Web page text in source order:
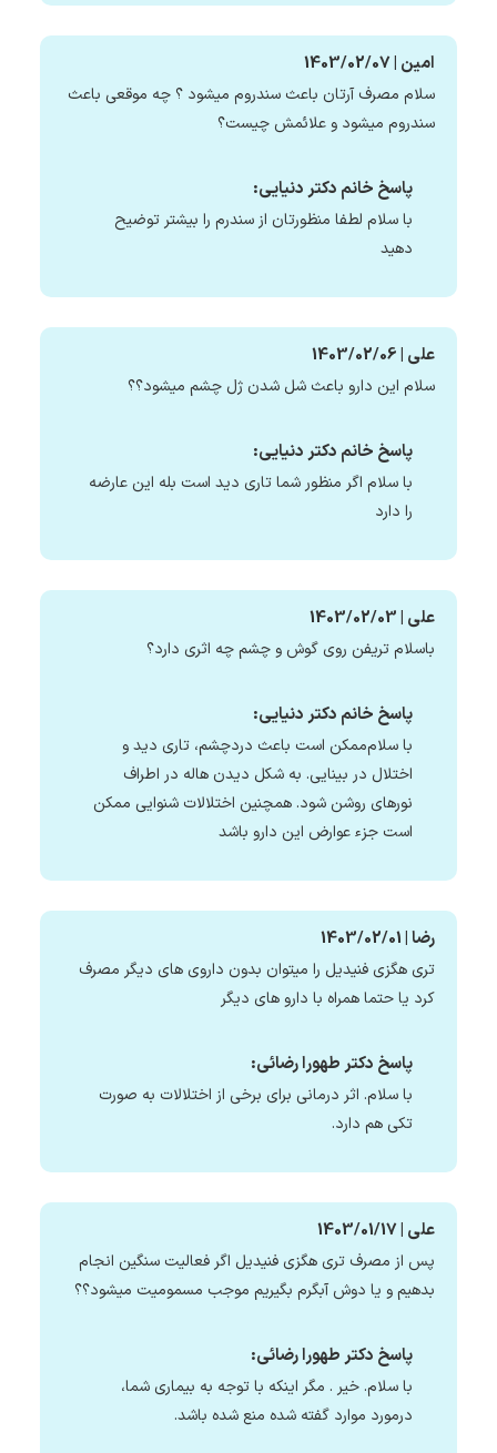
امین | 1403/02/07
سلام مصرف آرتان باعث سندروم میشود ؟ چه موقعی باعث
سندروم میشود و علائمش چیست؟
پاسخ خانم دکتر دنیایی:
با سلام لطفا منظورتان از سندرم را بیشتر توضیح
دهید
علی | 1403/02/06
سلام این دارو باعث شل شدن ژل چشم میشود؟؟
پاسخ خانم دکتر دنیایی:
با سلام اگر منظور شما تاری دید است بله این عارضه
را دارد
علی | 1403/02/03
باسلام تریفن روی گوش و چشم چه اثری دارد؟
پاسخ خانم دکتر دنیایی:
با سلام‌ممکن است باعث دردچشم، تاری دید و
اختلال در بینایی. به شکل دیدن هاله در اطراف
نورهای روشن شود. همچنین اختلالات شنوایی ممکن
است جزء عوارض این دارو باشد
رضا | 1403/02/01
تری هگزی فنیدیل را میتوان بدون داروی های دیگر مصرف
کرد یا حتما همراه با دارو های دیگر
پاسخ دکتر طهورا رضائی:
با سلام. اثر درمانی برای برخی از اختلالات به صورت
تکی هم دارد.
علی | 1403/01/17
پس از مصرف تری هگزی فنیدیل اگر فعالیت سنگین انجام
بدهیم و یا دوش آبگرم بگیریم موجب مسمومیت میشود؟؟
پاسخ دکتر طهورا رضائی:
با سلام. خیر . مگر اینکه با توجه به بیماری شما،
درمورد موارد گفته شده منع شده باشد.